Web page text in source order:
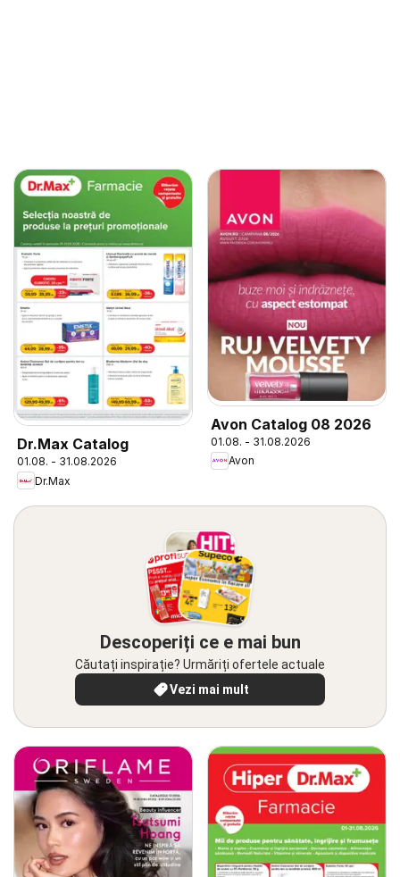
Dr.Max Catalog
01.08. - 31.08.2026
Dr.Max
Avon Catalog 08 2026
01.08. - 31.08.2026
Avon
Descoperiți ce e mai bun
Căutați inspirație? Urmăriți ofertele actuale
Vezi mai mult